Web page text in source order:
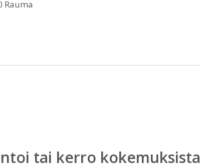
Rauma
tai kerro kokemuksista